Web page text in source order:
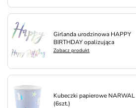
Girlanda urodzinowa HAPPY
BIRTHDAY opalizująca
Zobacz produkt
Kubeczki papierowe NARWAL
(6szt.)